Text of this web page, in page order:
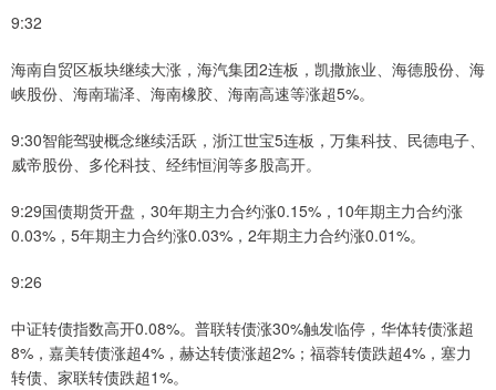
9:32
海南自贸区板块继续大涨，海汽集团2连板，凯撒旅业、海德股份、海
峡股份、海南瑞泽、海南橡胶、海南高速等涨超5%。
9:30智能驾驶概念继续活跃，浙江世宝5连板，万集科技、民德电子、
威帝股份、多伦科技、经纬恒润等多股高开。
9:29国债期货开盘，30年期主力合约涨0.15%，10年期主力合约涨
0.03%，5年期主力合约涨0.03%，2年期主力合约涨0.01%。
9:26
中证转债指数高开0.08%。普联转债涨30%触发临停，华体转债涨超
8%，嘉美转债涨超4%，赫达转债涨超2%；福蓉转债跌超4%，塞力
转债、家联转债跌超1%。